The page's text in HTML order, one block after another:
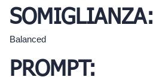
SOMIGLIANZA:
Balanced
PROMPT: